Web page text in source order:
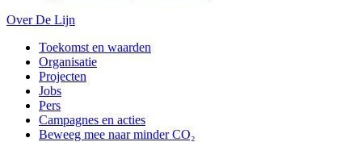
Over De Lijn
Toekomst en waarden
Organisatie
Projecten
Jobs
Pers
Campagnes en acties
Beweeg mee naar minder CO₂